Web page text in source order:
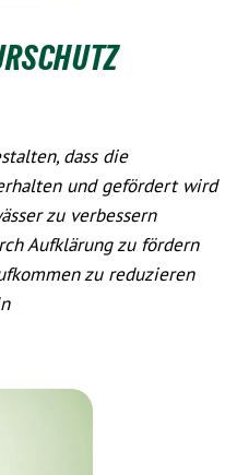
dass die
und gefördert wird
zu verbessern
Aufklärung zu fördern
zu reduzieren